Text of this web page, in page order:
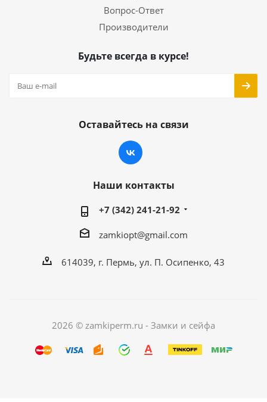
Вопрос-Ответ
Производители
Будьте всегда в курсе!
Оставайтесь на связи
Наши контакты
+7 (342) 241-21-92
zamkiopt@gmail.com
614039, г. Пермь, ул. П. Осипенко, 43
2026 © zamkiperm.ru - Замки и сейфа